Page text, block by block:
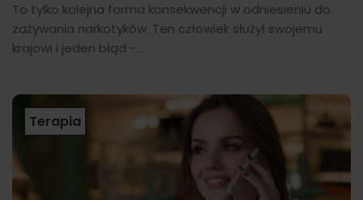
To tylko kolejna forma konsekwencji w odniesieniu do
zażywania narkotyków. Ten człowiek służył swojemu
krajowi i jeden błąd -...
Terapia